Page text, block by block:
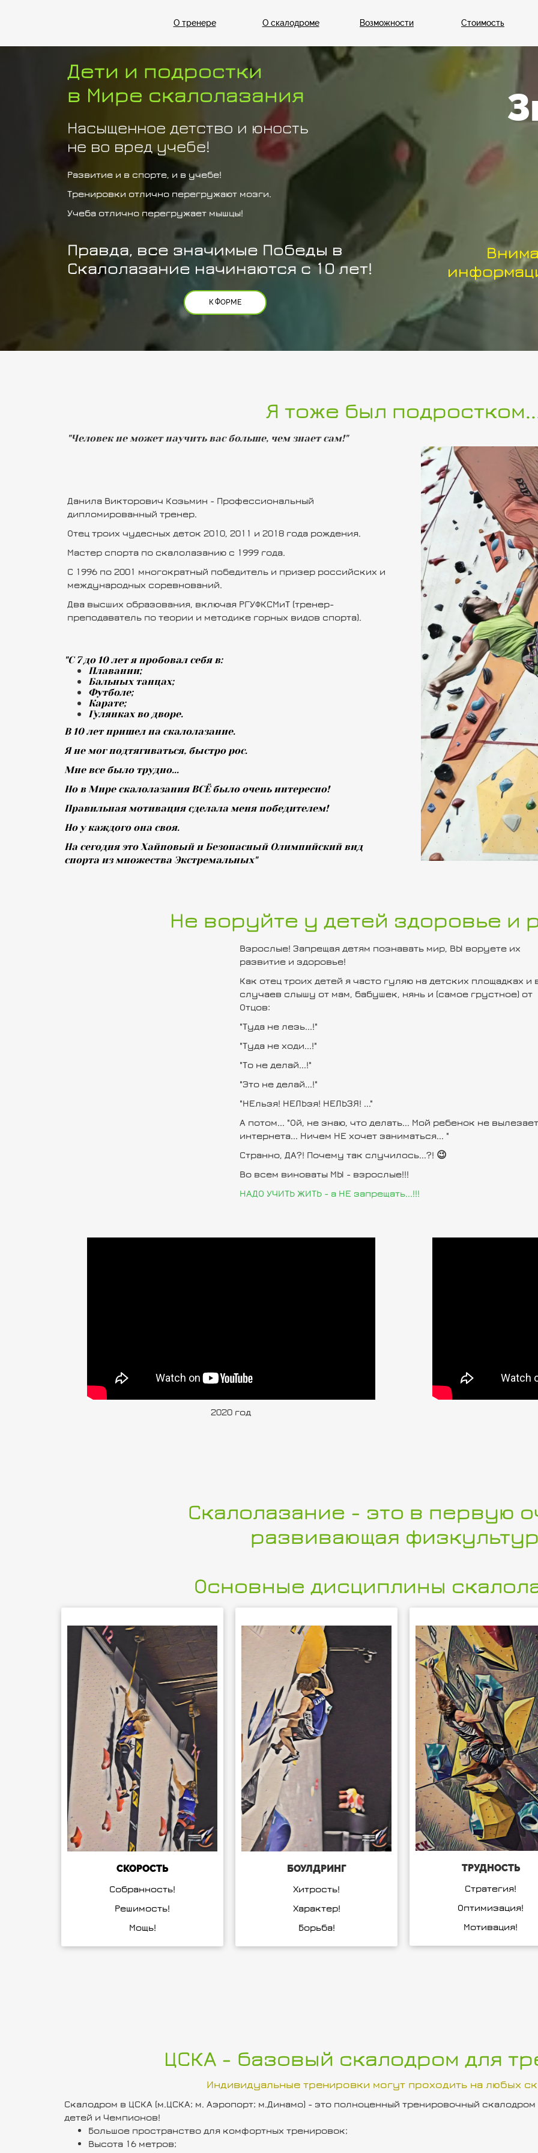
О тренере О скалодроме Возможности Стоимость
Дети и подростки
в Мире скалолазания
Насыщенное детство и юность
не во вред учебе!
Развитие и в спорте, и в учебе!
Тренировки отлично перегружают мозги.
Учеба отлично перегружает мышцы!
Правда, все значимые Победы в
Скалолазание начинаются с 10 лет!
К ФОРМЕ
Я тоже был
"Человек не может научить вас больше, чем знает сам!"
Данила Викторович Козьмин - Профессиональный
дипломированный тренер.
Отец троих чудесных деток 2010, 2011 и 2018 года рождения.
Мастер спорта по скалолазанию с 1999 года.
С 1996 по 2001 многократный победитель и призер российских и
международных соревнований.
Два высших образования, включая РГУФКСМиТ (тренер-
преподаватель по теории и методике горных видов спорта).
"С 7 до 10 лет я пробовал себя в:
Плавании;
Бальных танцах;
Футболе;
Карате;
Гулянках во дворе.
В 10 лет пришел на скалолазание.
Я не мог подтягиваться, быстро рос.
Мне все было трудно...
Но в Мире скалолазания ВСЁ было очень интересно!
Правильная мотивация сделала меня победителем!
Но у каждого она своя.
На сегодня это Хайповый и Безопасный Олимпийский вид
спорта из множества Экстремальных"
Не воруйте у детей здоровье и
Взрослые! Запрещая детям познавать мир, ВЫ воруете их
развитие и здоровье!
Как отец троих детей я часто гуляю на детских площадках и
случаев слышу от мам, бабушек, нянь и (самое грустное) от
Отцов:
"Туда не лезь...!"
"Туда не ходи...!"
"То не делай...!"
"Это не делай...!"
"НЕльзя! НЕЛЬзя! НЕЛЬЗЯ! ..."
А потом... "Ой, не знаю, что делать... Мой ребенок не
интернета... Ничем НЕ хочет заниматься... "
Странно, ДА?! Почему так случилось...?! 😉
Во всем виноваты МЫ - взрослые!!!
НАДО УЧИТЬ ЖИТЬ - а НЕ запрещать...!!!
2020 год
Скалолазание - это в первую
развивающая
Основные дисциплины
СКОРОСТЬ
Собранность!
Решимость!
Мощь!
БОУЛДРИНГ
Хитрость!
Характер!
Борьба!
ТРУДНОСТЬ
Стратегия!
Оптимизация!
Мотивация!
ЦСКА - базовый скалодром для
Индивидуальные тренировки могут проходить на любых
Скалодром в ЦСКА (м.ЦСКА; м. Аэропорт; м.Динамо) - это полноценный тренировочный
детей и Чемпионов!
Большое пространство для комфортных тренировок;
Высота 16 метров;